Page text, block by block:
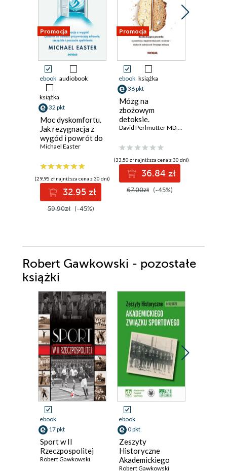
Promocja
ebook audiobook
książka
32 pkt
Moc dyskomfortu.
Jak rezygnacja z
wygód i powrót do
dzikości
zdrowie, szczęście
i poczucie
spełnienia
Michael Easter
(29,95 zł najniższa cena z 30 dni)
32.95 zł
59.90zł (-45%)
Promocja
ebook książka
36 pkt
Mózg na
zbożowym
detoksie.
Zaskakująca
węglowodanach i
cukrze - cichych
zabójcach
Twojego mózgu
David Perlmutter MD, Kristin Loberg
(33,50 zł najniższa cena z 30 dni)
36.84 zł
67.00zł (-45%)
Robert Gawkowski - pozostałe
książki
ebook
17 pkt
Sport w II
Rzeczpospolitej
Robert Gawkowski
ebook
0 pkt
Zeszyty
Historyczne
Akademickiego
Związku
Robert Gawkowski